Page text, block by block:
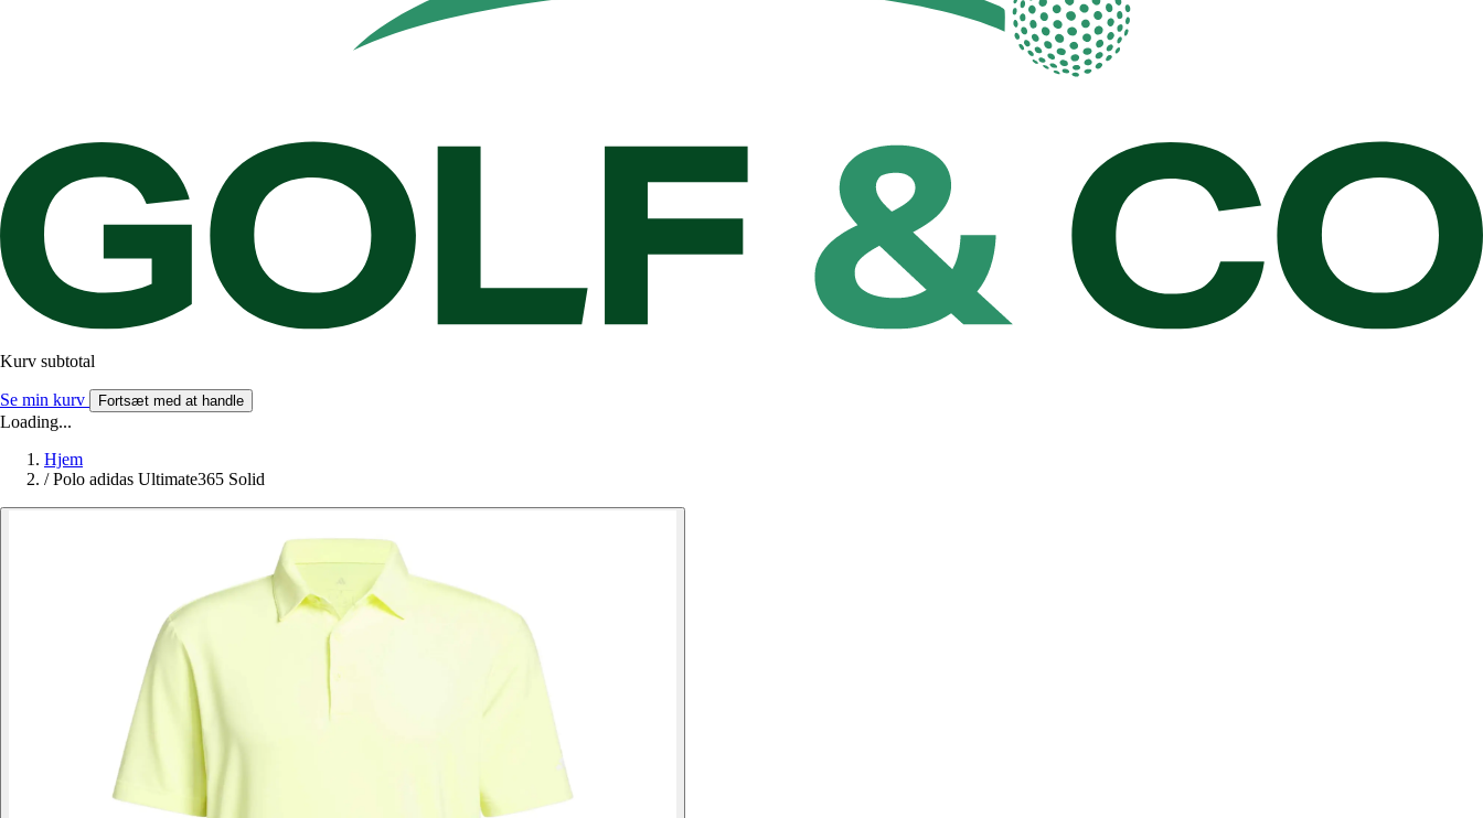
Kurv subtotal
Se min kurv Fortsæt med at handle
Loading...
Hjem
/ Polo adidas Ultimate365 Solid